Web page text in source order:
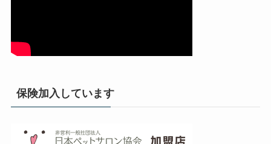
保険加入しています